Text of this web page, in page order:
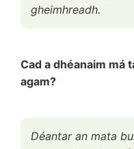
gheimhreadh.
Cad a dhéanaim má
agam?
Déantar an mata